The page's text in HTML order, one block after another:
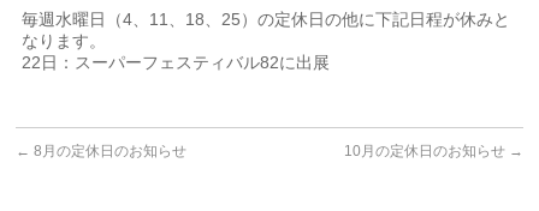
毎週水曜日（4、11、18、25）の定休日の他に下記日程が休みと
なります。
22日：スーパーフェスティバル82に出展
← 8月の定休日のお知らせ 10月の定休日のお知らせ →